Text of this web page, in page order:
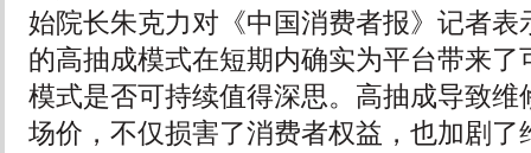
始院长朱克力对《中国消费者报》记者表
的高抽成模式在短期内确实为平台带来了
模式是否可持续值得深思。高抽成导致维
场价，不仅损害了消费者权益，也加剧了